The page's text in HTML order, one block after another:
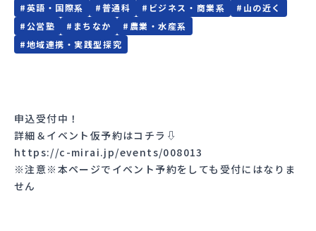
#英語・国際系 #普通科 # ビジネス・商業系 # 山の近く
#公営塾 # まちなか # 農業・水産系
#地域連携・実践型探究
申込受付中！
詳細＆イベント仮予約はコチラ⇩
https://c-mirai.jp/events/008013
※注意※本ページでイベント予約をしても受付にはなりま
せん